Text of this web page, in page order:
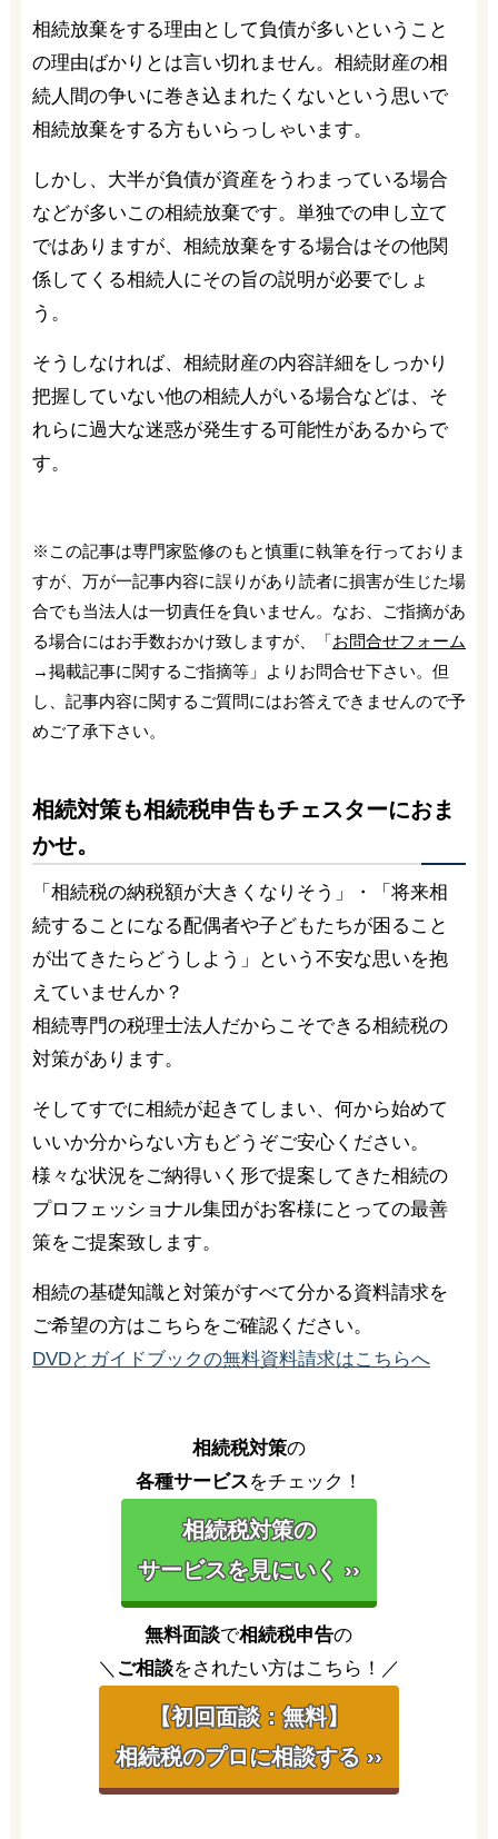
相続放棄をする理由として負債が多いということ
の理由ばかりとは言い切れません。相続財産の相
続人間の争いに巻き込まれたくないという思いで
相続放棄をする方もいらっしゃいます。
しかし、大半が負債が資産をうわまっている場合
などが多いこの相続放棄です。単独での申し立て
ではありますが、相続放棄をする場合はその他関
係してくる相続人にその旨の説明が必要でしょ
う。
そうしなければ、相続財産の内容詳細をしっかり
把握していない他の相続人がいる場合などは、そ
れらに過大な迷惑が発生する可能性があるからで
す。
※この記事は専門家監修のもと慎重に執筆を行っておりま
すが、万が一記事内容に誤りがあり読者に損害が生じた場
合でも当法人は一切責任を負いません。なお、ご指摘があ
る場合にはお手数おかけ致しますが、「お問合せフォーム
→掲載記事に関するご指摘等」よりお問合せ下さい。但
し、記事内容に関するご質問にはお答えできませんので予
めご了承下さい。
相続対策も相続税申告もチェスターにおま
かせ。
「相続税の納税額が大きくなりそう」・「将来相
続することになる配偶者や子どもたちが困ること
が出てきたらどうしよう」という不安な思いを抱
えていませんか？
相続専門の税理士法人だからこそできる相続税の
対策があります。
そしてすでに相続が起きてしまい、何から始めて
いいか分からない方もどうぞご安心ください。
様々な状況をご納得いく形で提案してきた相続の
プロフェッショナル集団がお客様にとっての最善
策をご提案致します。
相続の基礎知識と対策がすべて分かる資料請求を
ご希望の方はこちらをご確認ください。
DVDとガイドブックの無料資料請求はこちらへ
相続税対策の
各種サービスをチェック！
相続税対策の
サービスを見にいく ››
無料面談で相続税申告の
＼ ご相談をされたい方はこちら！／
【初回面談：無料】
相続税のプロに相談する ››